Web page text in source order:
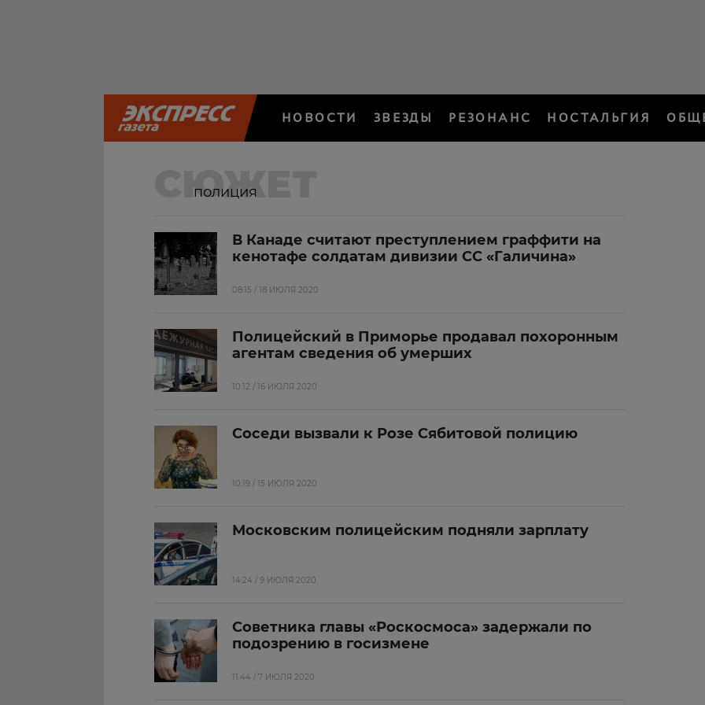
НОВОСТИ ЗВЕЗДЫ РЕЗОНАНС НОСТАЛЬГИЯ
СЮЖЕТ
полиция
В Канаде считают преступлением граффити на
кенотафе солдатам дивизии СС «Галичина»
08:15 / 18 ИЮЛЯ 2020
Полицейский в Приморье продавал похоронным
агентам сведения об умерших
10:12 / 16 ИЮЛЯ 2020
Соседи вызвали к Розе Сябитовой полицию
10:19 / 15 ИЮЛЯ 2020
Московским полицейским подняли зарплату
14:24 / 9 ИЮЛЯ 2020
Советника главы «Роскосмоса» задержали по
подозрению в госизмене
11:44 / 7 ИЮЛЯ 2020